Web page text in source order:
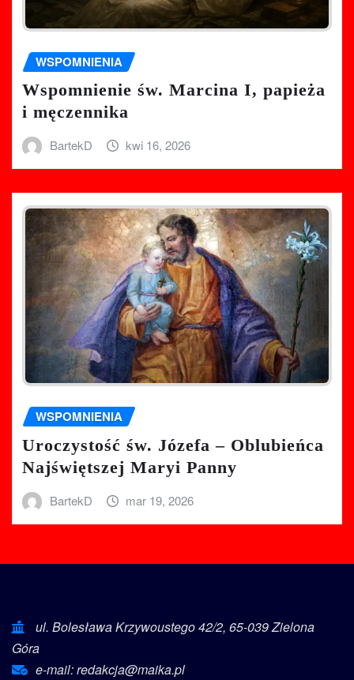
WSPOMNIENIA
Wspomnienie św. Marcina I, papieża
i męczennika
BartekD kwi 16, 2026
WSPOMNIENIA
Uroczystość św. Józefa – Oblubieńca
Najświętszej Maryi Panny
BartekD mar 19, 2026
ul. Bolesława Krzywoustego 42/2, 65-039 Zielona
Góra
e-mail: redakcja@maika.pl